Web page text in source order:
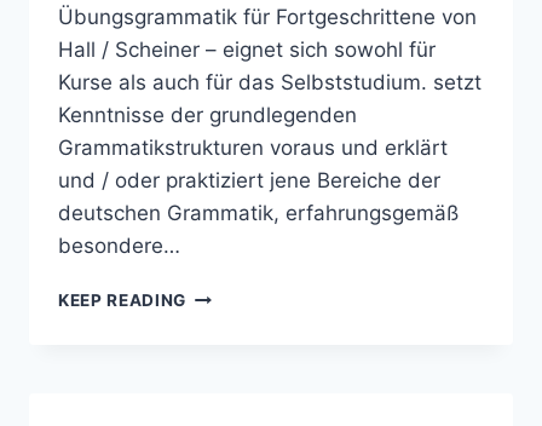
Übungsgrammatik für Fortgeschrittene von
Hall / Scheiner – eignet sich sowohl für
Kurse als auch für das Selbststudium. setzt
Kenntnisse der grundlegenden
Grammatikstrukturen voraus und erklärt
und / oder praktiziert jene Bereiche der
deutschen Grammatik, erfahrungsgemäß
besondere…
KEEP READING ÜBUNGSGRAMMATIK